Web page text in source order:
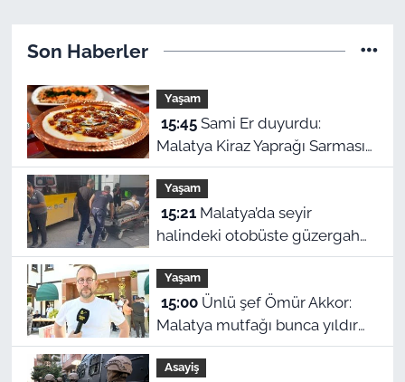
Son Haberler
Yaşam
15:45Sami Er duyurdu:
Malatya Kiraz Yaprağı Sarması
dünya birincisi oldu
Yaşam
15:21Malatya’da seyir
halindeki otobüste güzergah
değişti: Fenalaşan yolcu acile
yetiştirildi
Yaşam
15:00Ünlü şef Ömür Akkor:
Malatya mutfağı bunca yıldır
kendini gizlemiş
Asayiş